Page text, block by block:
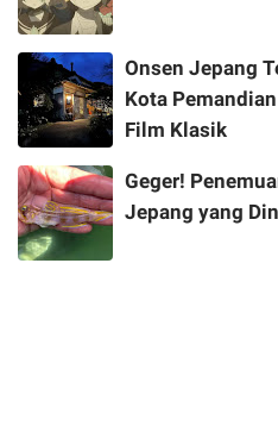
Onsen Jepang
Kota
Film Klasik
Geger!
Jepang yang